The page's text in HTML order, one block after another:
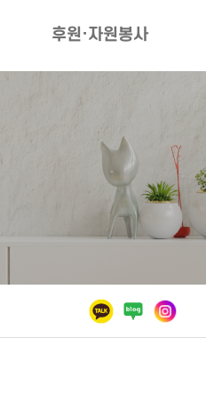
후원·자원봉사
자원봉사안내